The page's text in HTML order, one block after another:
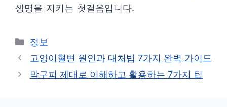
생명을 지키는 첫걸음입니다.
카
테
리
정보
고양이혈변 원인과 대처법 7가지 완벽 가이드
막구피 제대로 이해하고 활용하는 7가지 팁